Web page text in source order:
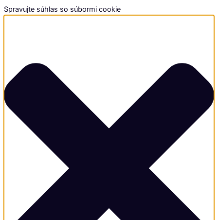
Spravujte súhlas so súbormi cookie